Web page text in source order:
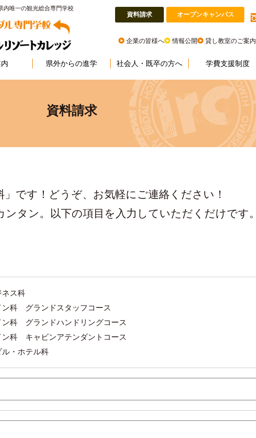
内唯一の観光総合専門学校
資料請求 オープンキャンパス
企業の皆様へ 情報公開 貸し教室のご案内
県外からの進学 社会人・既卒の方へ 学費支援制度
資料請求
」です！どうぞ、お気軽にご連絡ください！
タン。以下の項目を入力していただくだけです。
ネス科
ン科 グランドスタッフコース
ン科 グランドハンドリングコース
ン科 キャビンアテンダントコース
ル・ホテル科